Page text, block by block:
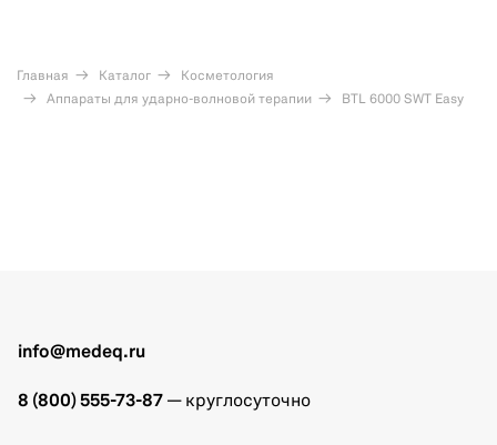
Главная Каталог
Косметология
Аппараты для ударно-волновой терапии
BTL 6000 SWT Easy
info@medeq.ru
8 (800) 555-73-87 — круглосуточно